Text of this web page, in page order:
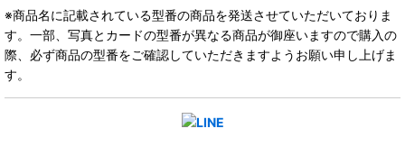
※商品名に記載されている型番の商品を発送させていただいておりま
す。一部、写真とカードの型番が異なる商品が御座いますので購入の
際、必ず商品の型番をご確認していただきますようお願い申し上げま
す。